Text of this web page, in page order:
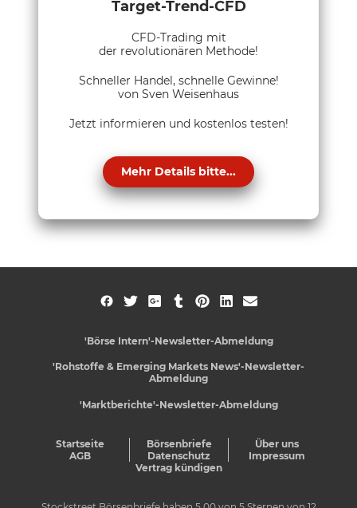
Target-Trend-CFD
CFD-Trading mit
der revolutionären Methode!
Schneller Handel, schnelle Gewinne!
von Sven Weisenhaus
Jetzt informieren und kostenlos testen!
Mehr Details bitte...
'Börse Intern'-Newsletter-Abmeldung
'Rohstoffe & Emerging Markets News'-Newsletter-
Abmeldung
'Marktberichte'-Newsletter-Abmeldung
Startseite Börsenbriefe
Über uns
AGB
Datenschutz
Impressum
Vertrag kündigen